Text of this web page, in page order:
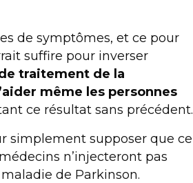
de symptômes, et ce pour
suffire pour inverser
traitement de la
même les personnes
ce résultat sans précédent.
simplement supposer que ce
n’injecteront pas
de Parkinson.